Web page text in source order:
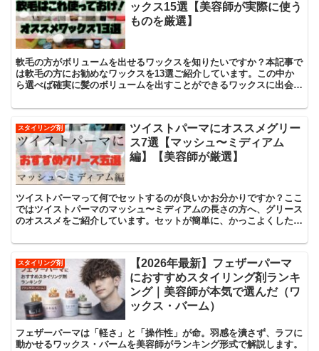
ックス15選【美容師が実際に使う
ものを厳選】
軟毛の方がボリュームを出せるワックスを知りたいですか？本記事で
は軟毛の方にお勧めなワックスを13選ご紹介しています。この中か
ら選べば確実に髪のボリュームを出すことができるワックスに出会え
スタイリング剤
ツイストパーマにオススメグリー
ス7選【マッシュ〜ミディアム
編】【美容師が厳選】
ツイストパーマって何でセットするのが良いかお分かりですか？ここ
ではツイストパーマのマッシュ〜ミディアムの長さの方へ、グリース
のオススメをご紹介しています。セットが簡単に、かっこよくしたい
スタイリング剤
【2026年最新】フェザーパーマ
におすすめスタイリング剤ランキ
ング｜美容師が本気で選んだ（ワ
ックス・バーム）
フェザーパーマは「軽さ」と「操作性」が命。羽感を潰さず、ラフに
動かせるワックス・バームを美容師がランキング形式で解説します。